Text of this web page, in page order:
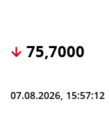
75,7000
07.08.2026, 15:57:12